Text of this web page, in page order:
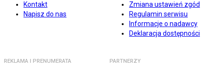
Kontakt
Napisz do nas
Zmiana ustawień zgód
Regulamin serwisu
Informacje o nadawcy
Deklaracja dostępności
REKLAMA I PRENUMERATA PARTNERZY